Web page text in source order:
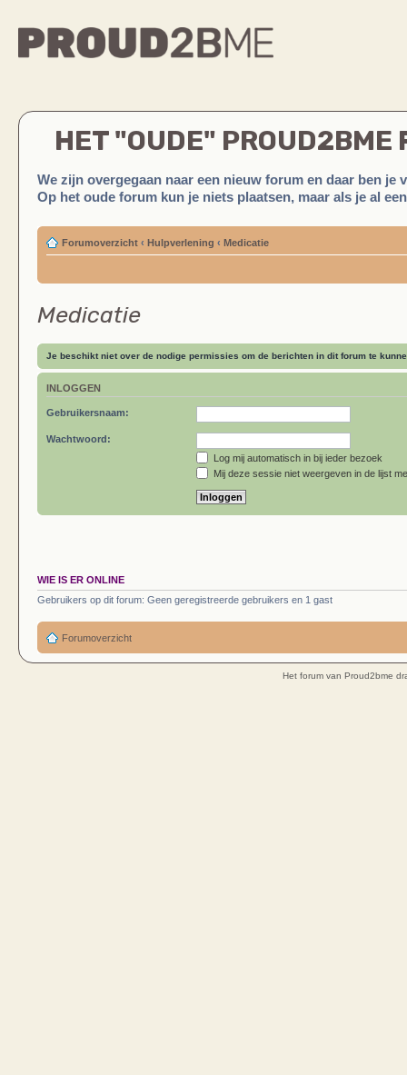
HET "OUDE" PROUD2BME
We zijn overgegaan naar een nieuw forum en daar ben je
Op het oude forum kun je niets plaatsen, maar als je al
Forumoverzicht ‹ Hulpverlening ‹ Medicatie
Medicatie
Je beschikt niet over de nodige permissies om de berichten in dit forum te
INLOGGEN
Gebruikersnaam:
Wachtwoord:
Log mij automatisch in bij ieder bezoek
Mij deze sessie niet weergeven in de lijst
WIE IS ER ONLINE
Gebruikers op dit forum: Geen geregistreerde gebruikers en 1 gast
Forumoverzicht
Het forum van Proud2bme